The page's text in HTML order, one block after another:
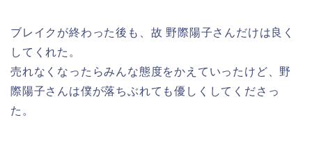
ブレイクが終わった後も、故 野際陽子さんだけは良く
してくれた。
売れなくなったらみんな態度をかえていったけど、野
際陽子さんは僕が落ちぶれても優しくしてくださっ
た。